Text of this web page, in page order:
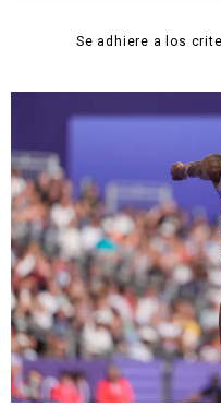
Se adhiere a los